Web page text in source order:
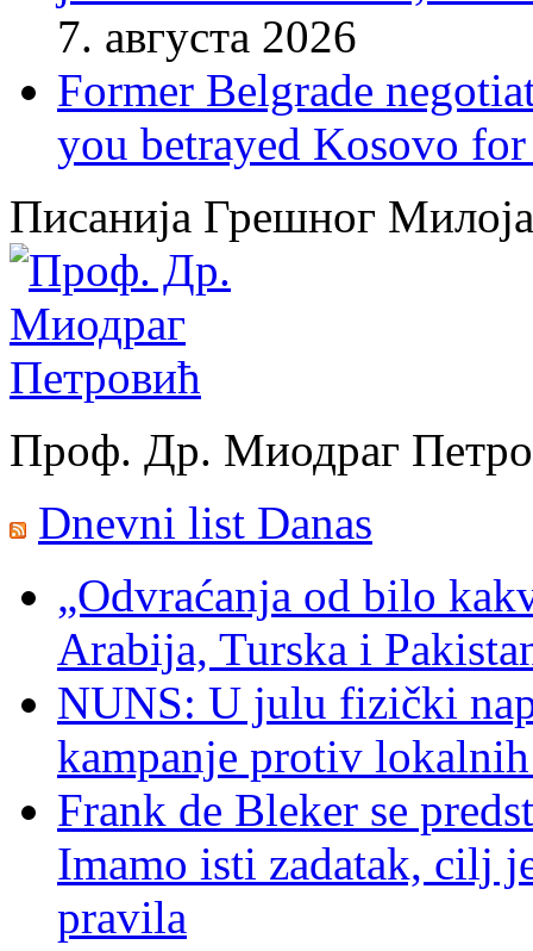
7. августа 2026
Former Belgrade
you betrayed Kosovo
Писанија Грешног Милоја
Проф. Др. Миодраг
Dnevni list Danas
„Odvraćanja od bilo
Arabija, Turska i
NUNS: U julu fizički
kampanje protiv
Frank de Bleker se
Imamo isti zadatak, cilj
pravila